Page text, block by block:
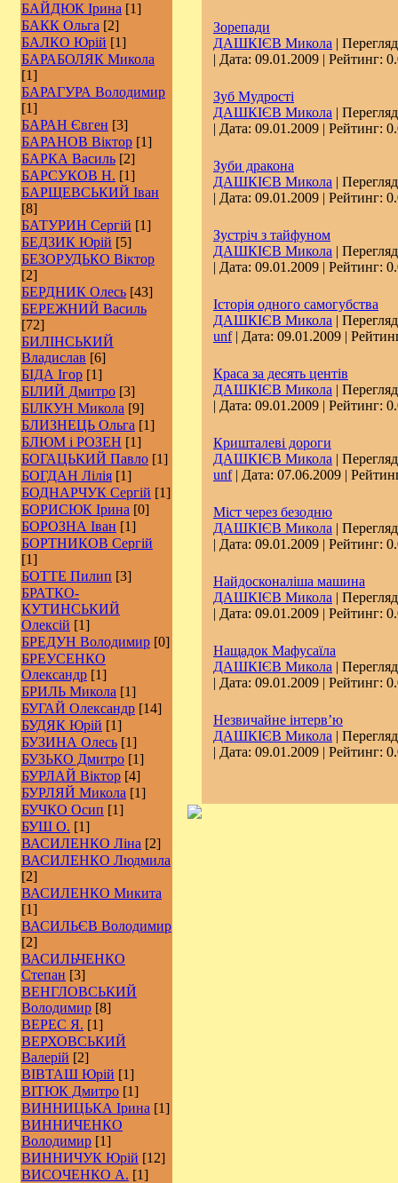
БАЙДЮК Ірина [1]
БАКК Ольга [2]
БАЛКО Юрій [1]
БАРАБОЛЯК Микола
[1]
БАРАГУРА Володимир
[1]
БАРАН Євген [3]
БАРАНОВ Віктор [1]
БАРКА Василь [2]
БАРСУКОВ Н. [1]
БАРЩЕВСЬКИЙ Іван
[8]
БАТУРИН Сергій [1]
БЕДЗИК Юрій [5]
БЕЗОРУДЬКО Віктор
[2]
БЕРДНИК Олесь [43]
БЕРЕЖНИЙ Василь
[72]
БИЛІНСЬКИЙ
Владислав [6]
БІДА Ігор [1]
БІЛИЙ Дмитро [3]
БІЛКУН Микола [9]
БЛИЗНЕЦЬ Ольга [1]
БЛЮМ і РОЗЕН [1]
БОГАЦЬКИЙ Павло [1]
БОГДАН Лілія [1]
БОДНАРЧУК Сергій [1]
БОРИСЮК Ірина [0]
БОРОЗНА Іван [1]
БОРТНИКОВ Сергій
[1]
БОТТЕ Пилип [3]
БРАТКО-
КУТИНСЬКИЙ
Олексій [1]
БРЕДУН Володимир [0]
БРЕУСЕНКО
Олександр [1]
БРИЛЬ Микола [1]
БУГАЙ Олександр [14]
БУДЯК Юрій [1]
БУЗИНА Олесь [1]
БУЗЬКО Дмитро [1]
БУРЛАЙ Віктор [4]
БУРЛЯЙ Микола [1]
БУЧКО Осип [1]
БУШ О. [1]
ВАСИЛЕНКО Ліна [2]
ВАСИЛЕНКО Людмила
[2]
ВАСИЛЕНКО Микита
[1]
ВАСИЛЬЄВ Володимир
[2]
ВАСИЛЬЧЕНКО
Степан [3]
ВЕНГЛОВСЬКИЙ
Володимир [8]
ВЕРЕС Я. [1]
ВЕРХОВСЬКИЙ
Валерій [2]
ВІВТАШ Юрій [1]
ВІТЮК Дмитро [1]
ВИННИЦЬКА Ірина [1]
ВИННИЧЕНКО
Володимир [1]
ВИННИЧУК Юрій [12]
ВИСОЧЕНКО А. [1]
Зорепади
ДАШКІЄВ Микола |
| Дата: 09.01.2009 | Рейтинг:
Зуб Мудрості
ДАШКІЄВ Микола |
| Дата: 09.01.2009 | Рейтинг:
Зуби дракона
ДАШКІЄВ Микола |
| Дата: 09.01.2009 | Рейтинг:
Зустріч з тайфуном
ДАШКІЄВ Микола |
| Дата: 09.01.2009 | Рейтинг:
Історія одного самогубства
ДАШКІЄВ Микола |
unf| Дата: 09.01.2009 |
Краса за десять центів
ДАШКІЄВ Микола |
| Дата: 09.01.2009 | Рейтинг:
Кришталеві дороги
ДАШКІЄВ Микола |
unf| Дата: 07.06.2009 |
Міст через безодню
ДАШКІЄВ Микола |
| Дата: 09.01.2009 | Рейтинг:
Найдосконаліша машина
ДАШКІЄВ Микола |
| Дата: 09.01.2009 | Рейтинг:
Нащадок Мафусаїла
ДАШКІЄВ Микола |
| Дата: 09.01.2009 | Рейтинг:
Незвичайне інтерв’ю
ДАШКІЄВ Микола |
| Дата: 09.01.2009 | Рейтинг: